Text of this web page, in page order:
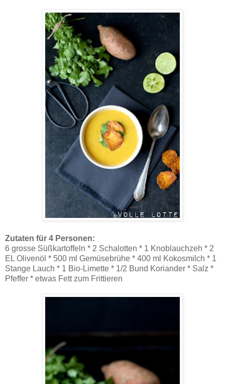
Zutaten für 4 Personen:
6 grosse Süßkartoffeln * 2 Schalotten * 1 Knoblauchzeh * 2
EL Olivenöl * 500 ml Gemüsebrühe * 400 ml Kokosmilch * 1
Stange Lauch * 1 Bio-Limette * 1/2 Bund Koriander * Salz *
Pfeffer * etwas Fett zum Frittieren